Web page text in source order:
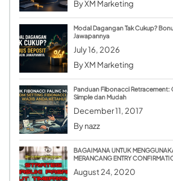
ByXM Marketing
Modal Dagangan Tak Cukup?
Jawapannya
July 16, 2026
ByXM Marketing
Panduan Fibonacci Retracement:
Simple dan Mudah
December 11, 2017
Bynazz
BAGAIMANA UNTUK
MERANCANG ENTRY
August 24, 2020